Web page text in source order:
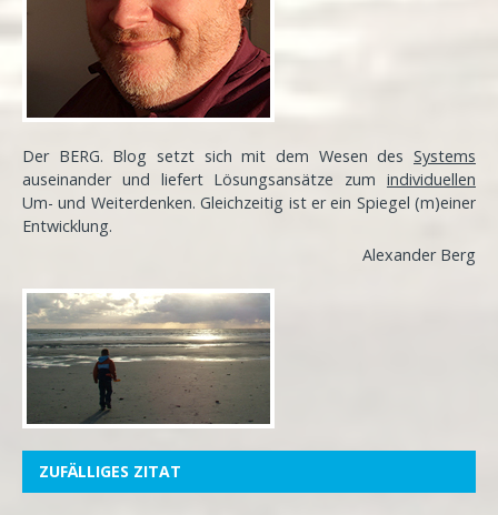
Der BERG. Blog setzt sich mit dem Wesen des Systems
auseinander und liefert Lösungsansätze zum individuellen
Um- und Weiterdenken. Gleichzeitig ist er ein Spiegel (m)einer
Entwicklung.
Alexander Berg
ZUFÄLLIGES ZITAT